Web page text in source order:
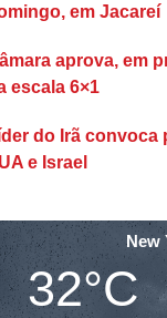
em Jacareí
aprova, em
escala 6×1
do Irã convoca
e Israel
New
32°C